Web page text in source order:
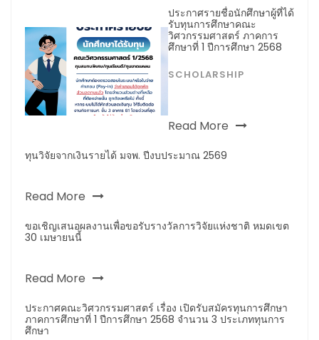
ประกาศรายชื่อนักศึกษาผู้ที่ได้
รับทุนการศึกษาคณะ
วิศวกรรมศาสตร์ ภาคการ
ศึกษาที่ 1 ปีการศึกษา 2568
SCHOLARSHIP
Read More
ทุนวิจัยจากเงินรายได้ มจพ. ปีงบประมาณ 2569
Read More
ขอเชิญเสนอผลงานเพื่อขอรับรางวัลการวิจัยแห่งชาติ หมดเขต
30 เมษายนนี้
Read More
ประกาศคณะวิศวกรรมศาสตร์ เรื่อง เปิดรับสมัครทุนการศึกษา
ภาคการศึกษาที่ 1 ปีการศึกษา 2568 จำนวน 3 ประเภททุนการ
ศึกษา